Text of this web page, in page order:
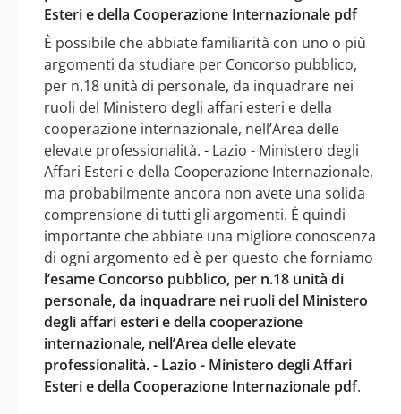
Esteri e della Cooperazione Internazionale pdf
È possibile che abbiate familiarità con uno o più
argomenti da studiare per Concorso pubblico,
per n.18 unità di personale, da inquadrare nei
ruoli del Ministero degli affari esteri e della
cooperazione internazionale, nell’Area delle
elevate professionalità. - Lazio - Ministero degli
Affari Esteri e della Cooperazione Internazionale,
ma probabilmente ancora non avete una solida
comprensione di tutti gli argomenti. È quindi
importante che abbiate una migliore conoscenza
di ogni argomento ed è per questo che forniamo
l’esame Concorso pubblico, per n.18 unità di
personale, da inquadrare nei ruoli del Ministero
degli affari esteri e della cooperazione
internazionale, nell’Area delle elevate
professionalità. - Lazio - Ministero degli Affari
Esteri e della Cooperazione Internazionale pdf.